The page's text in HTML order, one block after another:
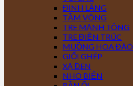
ĐINH LĂNG
TẦM VÔNG
TRE MẠNH TÔNG
TRE ĐIỀN TRÚC
MUỒNG HOA ĐÀO
GIỔI GHÉP
XẠ ĐEN
NHO BIỂN